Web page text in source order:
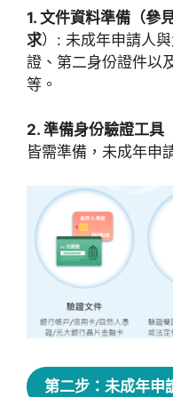
1. 文件資料準備（參
求）: 未成年申請人
證、第二身份證件以
等。
2. 準備身份驗證工具
皆需準備，未成年申
第二步：未成年申